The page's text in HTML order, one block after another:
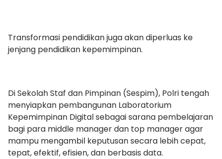
Transformasi pendidikan juga akan diperluas ke
jenjang pendidikan kepemimpinan.
Di Sekolah Staf dan Pimpinan (Sespim), Polri tengah
menyiapkan pembangunan Laboratorium
Kepemimpinan Digital sebagai sarana pembelajaran
bagi para middle manager dan top manager agar
mampu mengambil keputusan secara lebih cepat,
tepat, efektif, efisien, dan berbasis data.